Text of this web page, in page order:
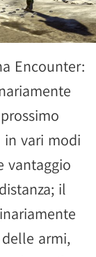
Encounter:
vari modi
vantaggio
il
armi,